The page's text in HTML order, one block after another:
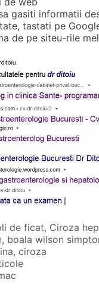
gasiti informatii
tastati pe
de pe siteu-rile
de ficat, Ciroza
, boala wilson
, ciroza